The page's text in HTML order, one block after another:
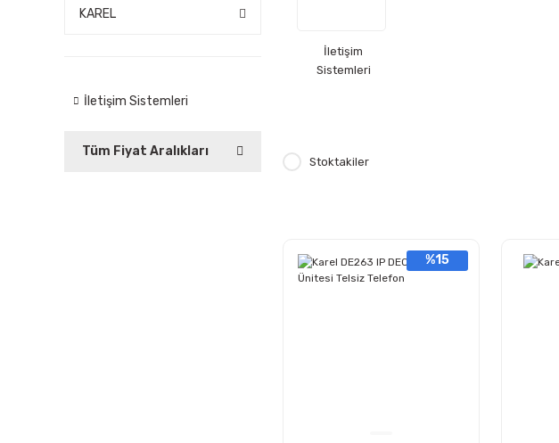
KAREL
İletişim Sistemleri
Tüm Fiyat Aralıkları
İletişim
Sistemleri
Stoktakiler
%15